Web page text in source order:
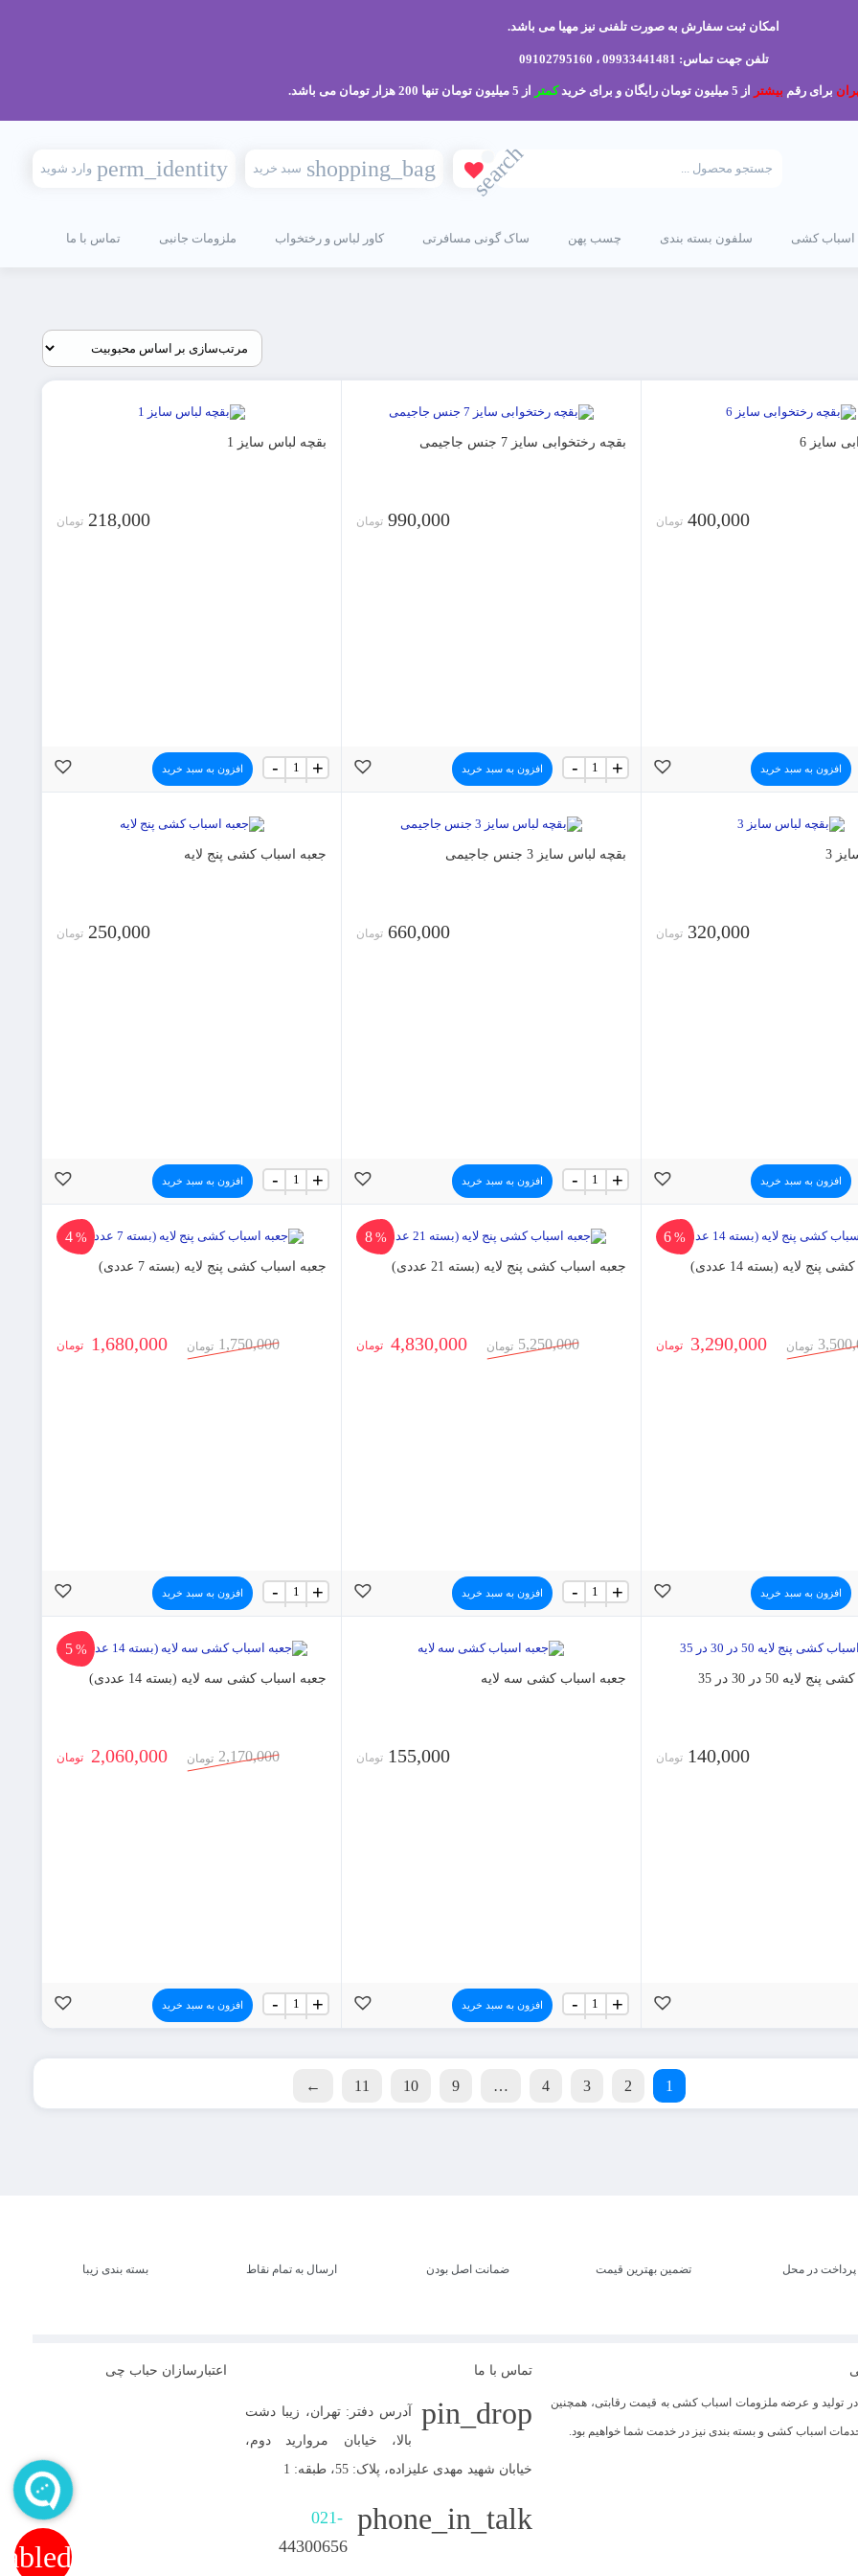
امکان ثبت سفارش به صورت تلفنی نیز مهیا می باشد.
تلفن جهت تماس: 09933441481 ، 09102795160
برای رقم بیشتر از 5 میلیون تومان رایگان و برای خرید کمتر از 5 میلیون تومان تنها 200 هزار تومان می باشد.
وارد شوید perm_identity سبد خرید shopping_bag search
اسباب کشی سلفون بسته بندی چسب پهن ساک گونی مسافرتی کاور لباس و رختخواب ملزومات جانبی تماس با ما
سایز 6
افزون به سبد خرید
400,000 تومان
بقچه رختخوابی سایز 7 جنس جاجیمی
بقچه
رختخوابی
سایز
عدد
+
- افزون به سبد خرید
990,000 تومان
بقچه لباس سایز 1
بقچه
لباس
سایز
+
- افزون به سبد خرید
218,000 تومان
3
افزون به سبد خرید
320,000 تومان
بقچه لباس سایز 3 جنس جاجیمی
بقچه
لباس
سایز
جنس
عدد
+
- افزون به سبد خرید
660,000 تومان
جعبه اسباب کشی پنج لایه
جعبه
اسباب
کشی
+
- افزون به سبد خرید
250,000 تومان
پنج لایه (بسته 14 عددی)
افزون به سبد خرید
6 %
3,290,000 تومان تومان
جعبه اسباب کشی پنج لایه (بسته 21 عددی)
جعبه
اسباب
کشی
21
+
- افزون به سبد خرید
8 %
4,830,000 تومان 5,250,000 تومان
جعبه اسباب کشی پنج لایه (بسته 7 عددی)
جعبه
اسباب
کشی
7
+
- افزون به سبد خرید
4 %
1,680,000 تومان 1,750,000 تومان
لایه 50 در 30 در 35
140,000 تومان
جعبه اسباب کشی سه لایه
جعبه
اسباب
لایه
+
- افزون به سبد خرید
155,000 تومان
جعبه اسباب کشی سه لایه (بسته 14 عددی)
جعبه
اسباب
لایه
14
عددی)
+
- افزون به سبد خرید
5 %
2,060,000 تومان 2,170,000 تومان
1
2
3
4
…
9
10
11
←
پرداخت در محل تضمین بهترین قیمت ضمانت اصل بودن ارسال به تمام نقاط بسته بندی زیبا
تولید و عرضه ملزومات اسباب کشی به قیمت رقابتی، همچنین
خدمات اسباب کشی و بسته بندی نیز در خدمت شما خواهیم بود.
تماس با ما
pin_drop
آدرس دفتر: تهران، زیبا دشت
بالا، خیابان مروارید دوم،
خیابان شهید مهدی علیزاده، پلاک: 55، طبقه: 1
phone_in_talk
021-
44300656
اعتبارسازان حباب چی